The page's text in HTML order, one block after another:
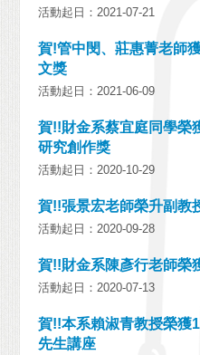
活動起日：2021-07-21
賀!管中閔、莊惠菁老師
文獎
活動起日：2021-06-09
賀!!財金系蔡宜庭同學榮
研究創作獎
活動起日：2020-10-29
賀!!張景宏老師榮升副教
活動起日：2020-09-28
賀!!財金系陳彥行老師榮
活動起日：2020-07-13
賀!!本系賴淑青教授榮獲
先生講座